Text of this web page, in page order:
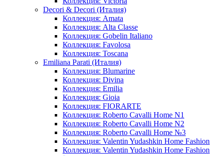
Decori & Decori (Италия)
Коллекция: Amata
Коллекция: Alta Classe
Коллекция: Gobelin Italiano
Коллекция: Favolosa
Коллекция: Toscana
Emiliana Parati (Италия)
Коллекция: Blumarine
Коллекция: Divina
Коллекция: Emilia
Коллекция: Gioia
Коллекция: FIORARTE
Коллекция: Roberto Cavalli Home N1
Коллекция: Roberto Cavalli Home N2
Коллекция: Roberto Cavalli Home №3
Коллекция: Valentin Yudashkin Home Fashion
Коллекция: Valentin Yudashkin Home Fashion